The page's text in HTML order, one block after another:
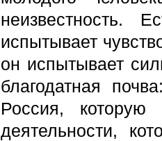
неизвестность.
испытывает
он испытывает
благодатная
Россия,
деятельности,